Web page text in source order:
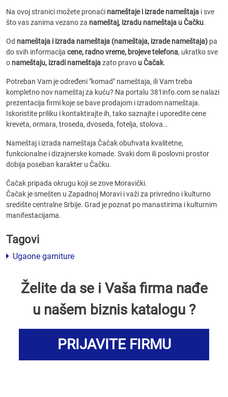
Na ovoj stranici možete pronaći nameštaje i izrade nameštaja i sve
što vas zanima vezano za nameštaj, izradu nameštaja u Čačku.
Od nameštaja i izrada nameštaja (nameštaja, izrade nameštaja) pa
do svih informacija cene, radno vreme, brojeve telefona, ukratko sve
o nameštaju, izradi nameštajazato pravo u Čačak.
Potreban Vam je određeni "komad" nameštaja, ili Vam treba
kompletno nov nameštaj za kuću? Na portalu 381info.com se nalazi
prezentacija firmi koje se bave prodajom i izradom nameštaja.
Iskoristite priliku i kontaktirajte ih, tako saznajte i uporedite cene
kreveta, ormara, troseda, dvoseda, fotelja, stolova…
Nameštaj i izrada nameštaja Čačak obuhvata kvalitetne,
funkcionalne i dizajnerske komade. Svaki dom ili poslovni prostor
dobija poseban karakter u Čačku.
Čačak pripada okrugu koji se zove Moravički.
Čačak je smešten u Zapadnoj Moravi i važi za privredno i kulturno
središte centralne Srbije. Grad je poznat po manastirima i kulturnim
manifestacijama.
Tagovi
Ugaone garniture
Želite da se i Vaša firma nađe
u našem biznis katalogu ?
PRIJAVITE FIRMU